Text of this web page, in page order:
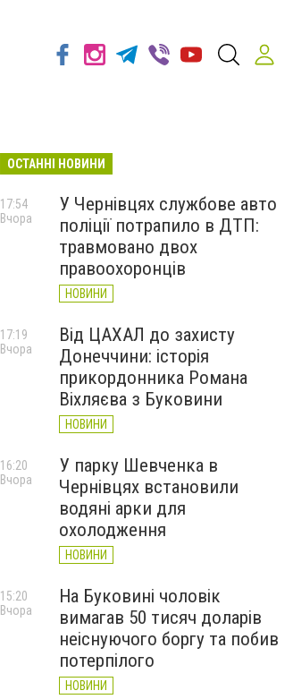
ОСТАННІ НОВИНИ
У Чернівцях службове авто
поліції потрапило в ДТП:
травмовано двох
правоохоронців
НОВИНИ
17:54
Вчора
Від ЦАХАЛ до захисту
Донеччини: історія
прикордонника Романа
Віхляєва з Буковини
НОВИНИ
17:19
Вчора
У парку Шевченка в
Чернівцях встановили
водяні арки для
охолодження
НОВИНИ
16:20
Вчора
На Буковині чоловік
вимагав 50 тисяч доларів
неіснуючого боргу та побив
потерпілого
НОВИНИ
15:20
Вчора